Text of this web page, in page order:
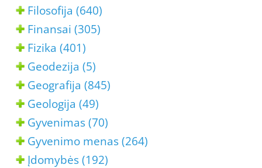
Filosofija (640)
Finansai (305)
Fizika (401)
Geodezija (5)
Geografija (845)
Geologija (49)
Gyvenimas (70)
Gyvenimo menas (264)
Įdomybės (192)